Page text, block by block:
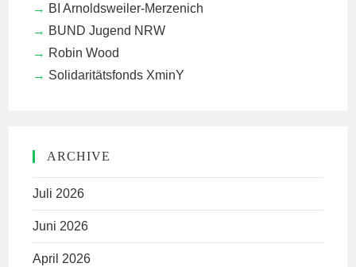
BI Arnoldsweiler-Merzenich
BUND Jugend NRW
Robin Wood
Solidaritätsfonds XminY
ARCHIVE
Juli 2026
Juni 2026
April 2026